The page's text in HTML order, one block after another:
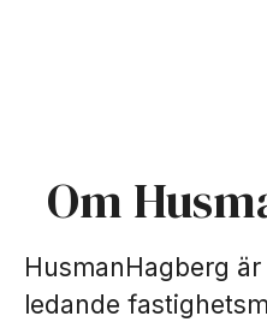
Om
HusmanHagberg
ledande